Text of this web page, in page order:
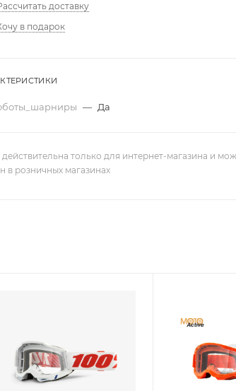
доставку
в подарок
— Да
только для интернет-магазина и
в розничных магазинах